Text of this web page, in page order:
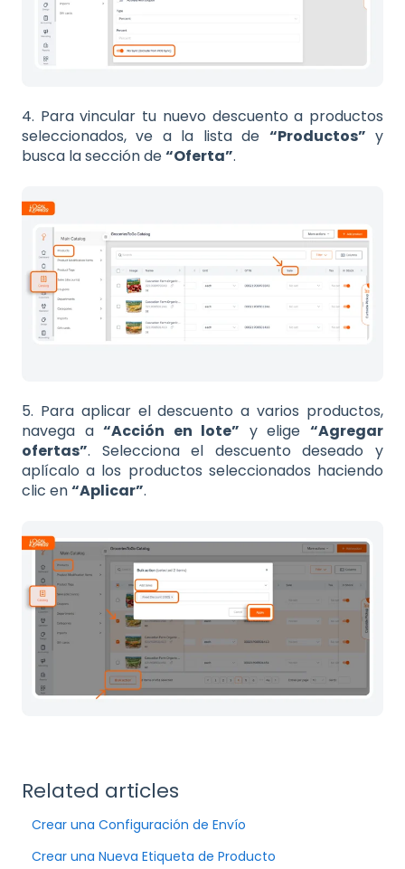
4. Para vincular tu nuevo descuento a productos
seleccionados, ve a la lista de “Productos” y
busca la sección de“Oferta”.
5. Para aplicar el descuento a varios productos,
navega a“Acción en lote” y elige“Agregar
ofertas”. Selecciona el descuento deseado y
aplícalo a los productos seleccionados haciendo
clic en“Aplicar”.
Related articles
Crear una Configuración de Envío
Crear una Nueva Etiqueta de Producto